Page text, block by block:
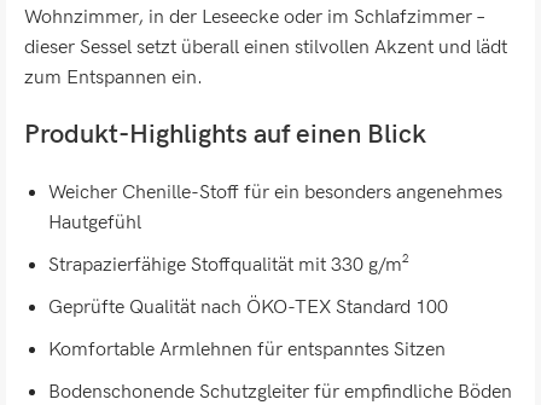
Wohnzimmer, in der Leseecke oder im Schlafzimmer –
dieser Sessel setzt überall einen stilvollen Akzent und lädt
zum Entspannen ein.
Produkt-Highlights auf einen Blick
Weicher Chenille-Stoff für ein besonders angenehmes
Hautgefühl
Strapazierfähige Stoffqualität mit 330 g/m²
Geprüfte Qualität nach ÖKO-TEX Standard 100
Komfortable Armlehnen für entspanntes Sitzen
Bodenschonende Schutzgleiter für empfindliche Böden